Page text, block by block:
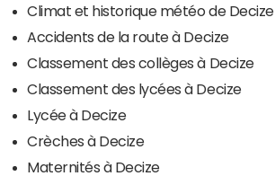
Climat et historique météo de Decize
Accidents de la route à Decize
Classement des collèges à Decize
Classement des lycées à Decize
Lycée à Decize
Crèches à Decize
Maternités à Decize